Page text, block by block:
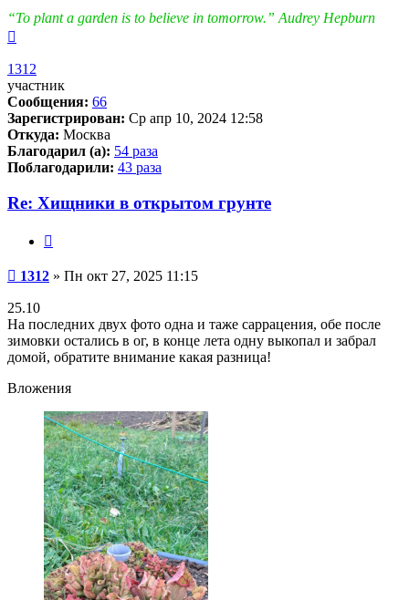
“To plant a garden is to believe in tomorrow.” Audrey Hepburn
началу
1312
участник
Сообщения: 66
Зарегистрирован: Ср апр 10, 2024 12:58
Откуда: Москва
Благодарил (а): 54 раза
Поблагодарили: 43 раза
Re: Хищники в открытом грунте
Сообщение
1312 » Пн окт 27, 2025 11:15
25.10
На последних двух фото одна и таже саррацения, обе после
зимовки остались в ог, в конце лета одну выкопал и забрал
домой, обратите внимание какая разница!
Вложения